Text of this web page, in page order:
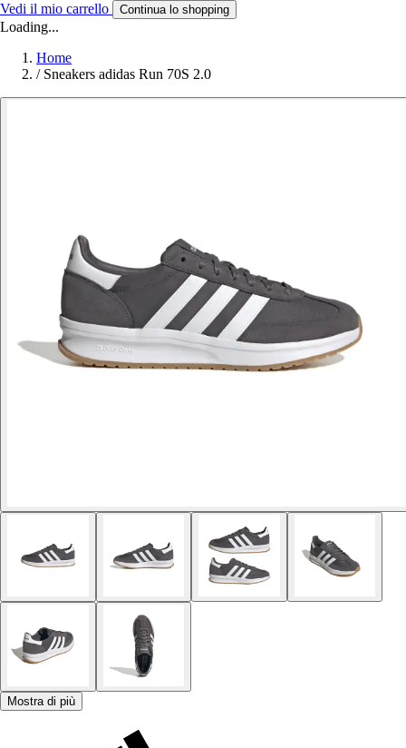
Vedi il mio carrello Continua lo shopping
Loading...
Home
/ Sneakers adidas Run 70S 2.0
Mostra di più